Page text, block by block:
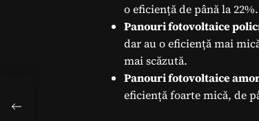
o eficiență de până la
Panouri fotovoltaice
dar au o eficiență mai
mai scăzută.
Panouri fotovoltaice
eficiență foarte mică, de